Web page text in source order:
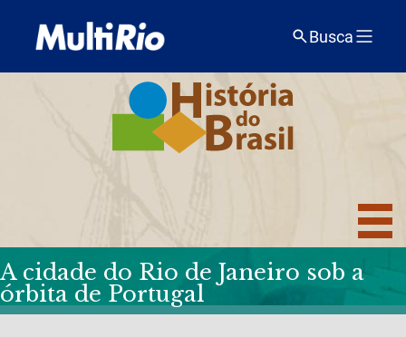
Busca
A cidade do Rio de Janeiro sob a
órbita de Portugal